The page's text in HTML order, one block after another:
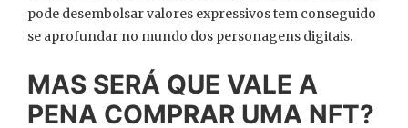
pode desembolsar valores expressivos tem conseguido
se aprofundar no mundo dos personagens digitais.
MAS SERÁ QUE VALE A
PENA COMPRAR UMA NFT?